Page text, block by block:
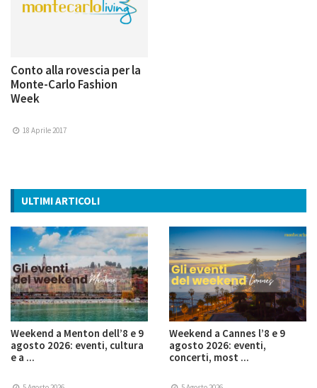
Conto alla rovescia per la
Monte-Carlo Fashion
Week
18 Aprile 2017
ULTIMI ARTICOLI
Weekend a Menton dell’8 e 9
agosto 2026: eventi, cultura
e a ...
Weekend a Cannes l’8 e 9
agosto 2026: eventi,
concerti, most ...